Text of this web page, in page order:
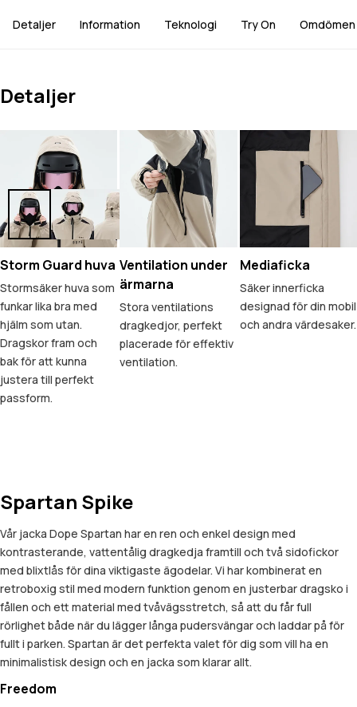
Detaljer Information Teknologi Try On Omdömen
Detaljer
Storm Guard huva
Stormsäker huva som
funkar lika bra med
hjälm som utan.
Dragskor fram och
bak för att kunna
justera till perfekt
passform.
Ventilation under
ärmarna
Stora ventilations
dragkedjor, perfekt
placerade för effektiv
ventilation.
Mediaficka
Säker innerficka
designad för din mobil
och andra värdesaker.
Spartan Spike
Vår jacka Dope Spartan har en ren och enkel design med
kontrasterande, vattentålig dragkedja framtill och två sidofickor
med blixtlås för dina viktigaste ägodelar. Vi har kombinerat en
retroboxig stil med modern funktion genom en justerbar dragsko i
fållen och ett material med tvåvägsstretch, så att du får full
rörlighet både när du lägger långa pudersvängar och laddar på för
fullt i parken. Spartan är det perfekta valet för dig som vill ha en
minimalistisk design och en jacka som klarar allt.
Freedom